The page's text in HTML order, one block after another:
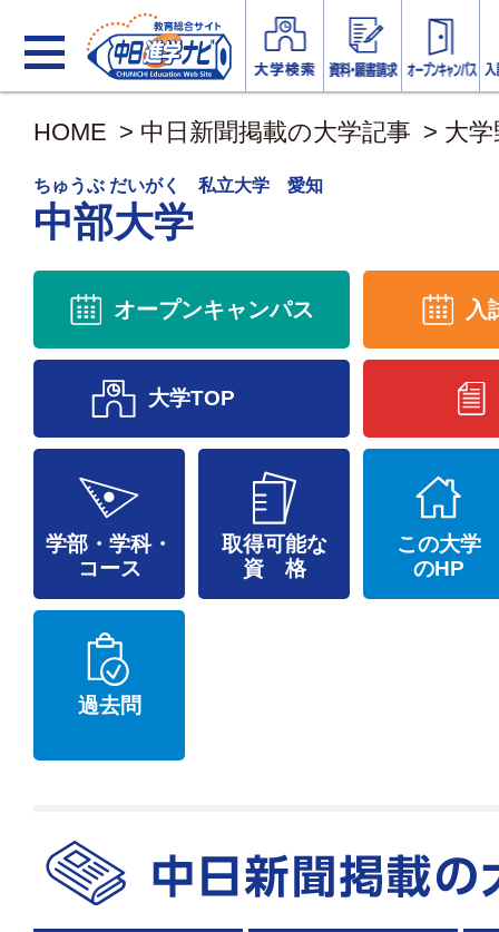
HOME > 中日新聞掲載の大学記事 > 大
ちゅうぶ だいがく 私立大学 愛知
中部大学
オープンキャンパス 入
大学TOP
学部・学科・
コース
取得可能な
資 格
この大学
のHP
過去問